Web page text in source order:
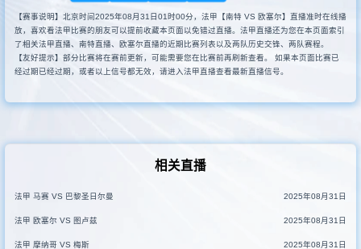
【赛事说明】北京时间2025年08月31日01时00分，法甲【南特 VS 欧塞尔】直播准时在线播
放，喜欢看法甲比赛的朋友可以提前收藏本页面以免错过直播。法甲直播还为您在本页面索引
了相关法甲直播、南特直播、欧塞尔直播的近期比赛列表以及两队历史交锋、两队赛程。
【友好提示】部分比赛将在赛前更新，可能需要您在比赛前再刷新查看。 如果本页面比赛已
经过期已经过期，或者以上信号都无效，请进入法甲直播查看最新直播信号。
相关直播
法甲 马赛 VS 巴黎圣日尔曼 2025年08月31日
法甲 欧塞尔 VS 图卢兹 2025年08月31日
法甲 摩纳哥 VS 梅斯 2025年08月31日